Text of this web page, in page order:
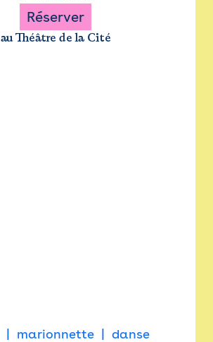
Réserver
au Théâtre de la Cité
marionnette danse